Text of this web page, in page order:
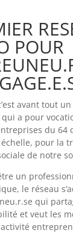
POUR
avant tout
a pour
du 64
pour la
de notre
un
le réseau
qui
et veut les